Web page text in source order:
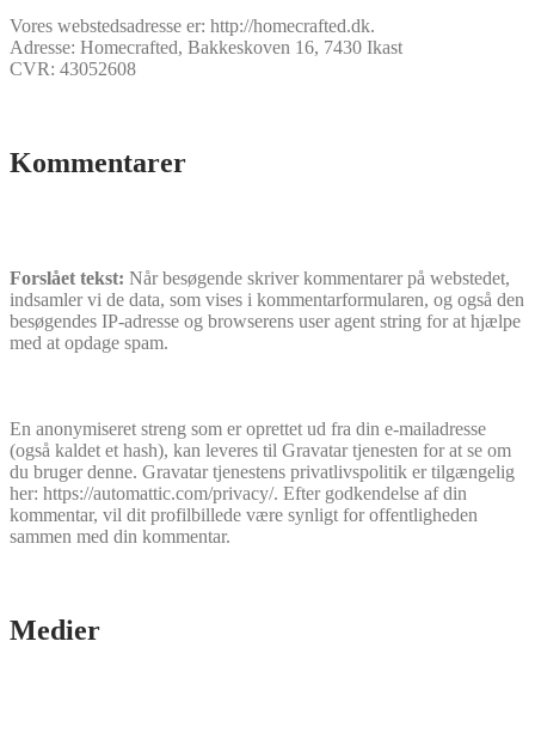
Vores webstedsadresse er: http://homecrafted.dk.
Adresse: Homecrafted, Bakkeskoven 16, 7430 Ikast
CVR: 43052608
Kommentarer
Forslået tekst: Når besøgende skriver kommentarer på webstedet,
indsamler vi de data, som vises i kommentarformularen, og også den
besøgendes IP-adresse og browserens user agent string for at hjælpe
med at opdage spam.
En anonymiseret streng som er oprettet ud fra din e-mailadresse
(også kaldet et hash), kan leveres til Gravatar tjenesten for at se om
du bruger denne. Gravatar tjenestens privatlivspolitik er tilgængelig
her: https://automattic.com/privacy/. Efter godkendelse af din
kommentar, vil dit profilbillede være synligt for offentligheden
sammen med din kommentar.
Medier